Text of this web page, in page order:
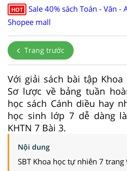
HOT
Sale 40% sách Toán - Văn
Shopee mall
Trang trước
Với giải sách bài tập
Sơ lược về bảng tuần
học sách Cánh diều hay
học sinh lớp 7 dễ dàng
KHTN 7 Bài 3.
Nội dung
SBT Khoa học tự nhiên 7 trang